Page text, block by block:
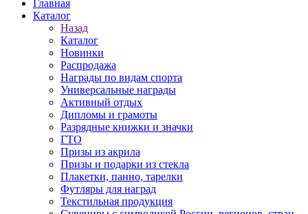
Главная
Каталог
Назад
Каталог
Новинки
Распродажа
Награды по видам спорта
Универсальные награды
Активный отдых
Дипломы и грамоты
Разрядные книжки и значки
ГТО
Призы из акрила
Призы и подарки из стекла
Плакетки, панно, тарелки
Футляры для наград
Текстильная продукция